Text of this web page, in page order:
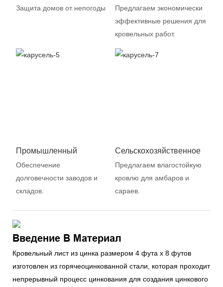
Защита домов от непогоды
Предлагаем экономически
эффективные решения для
кровельных работ.
Промышленный
Обеспечение
долговечности заводов и
складов.
Сельскохозяйственное
Предлагаем влагостойкую
кровлю для амбаров и
сараев.
Введение В Материал
Кровельный лист из цинка размером 4 фута x 8 футов
изготовлен из горячеоцинкованной стали, которая проходит
непрерывный процесс цинкования для создания цинкового